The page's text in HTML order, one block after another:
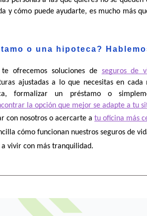
y cómo puede ayudarte, es mucho más
o una hipoteca?
ofrecemos soluciones de seguros de
ajustadas a lo que necesitas en cada
formalizar un préstamo o
la opción que mejor se adapte a tu
con nosotros o acercarte a tu oficina más
cómo funcionan nuestros seguros de
vivir con más tranquilidad.